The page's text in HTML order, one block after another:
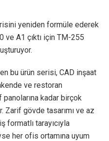
yeniden formüle ederek
ve A1 çıktı için TM-255
bu ürün serisi, CAD inşaat
ve restoran
kadar birçok
Zarif gövde tasarımı ve az
formatlı tarayıcıyla
her ofis ortamına uyum